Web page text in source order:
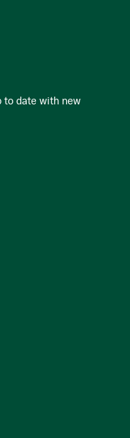
to date with new